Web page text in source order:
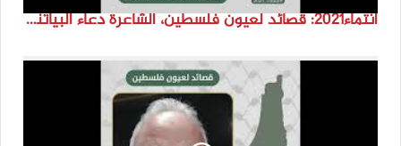
انتماء2021: قصائد لعيون فلسطين، الشاعرة دعاء البياتنة ، الاردن